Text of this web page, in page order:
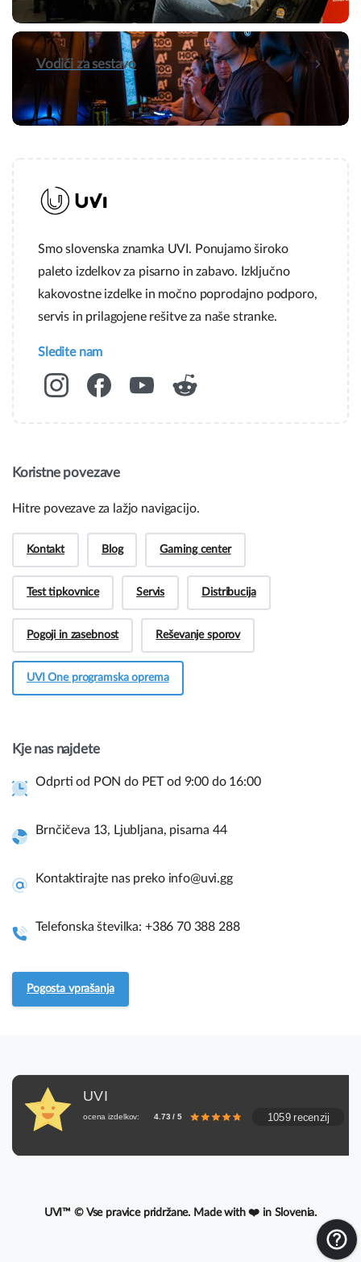
Vodiči za sestavo
Smo slovenska znamka UVI. Ponujamo široko
paleto izdelkov za pisarno in zabavo. Izključno
kakovostne izdelke in močno poprodajno podporo,
servis in prilagojene rešitve za naše stranke.
Sledite nam
Koristne povezave
Hitre povezave za lažjo navigacijo.
Kontakt Blog Gaming center
Test tipkovnice Servis Distribucija
Pogoji in zasebnost Reševanje sporov
UVI One programska oprema
Kje nas najdete
Odprti od PON do PET od 9:00 do 16:00
Brnčičeva 13, Ljubljana, pisarna 44
Kontaktirajte nas preko info@uvi.gg
Telefonska številka: +386 70 388 288
Pogosta vprašanja
UVI
ocena izdelkov: 4.73 / 5 1059 recenzij
UVI™ © Vse pravice pridržane. Made with ❤️ in Slovenia.
Hej! Imate vprašanja pred nakupom?
Kontaktirajte nas
strani in takojšnje informacije.
Vodiči za sestavo
UVI, Brnčičeva ulica 13,
1231 Ljubljana Črnuče (pisarna 44)
+386 70 388 288